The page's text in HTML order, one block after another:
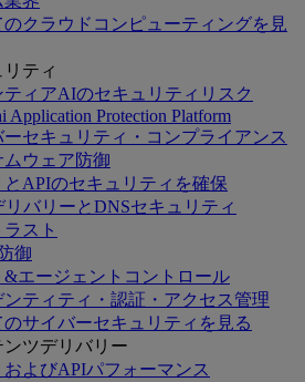
のクラウドコンピューティングを見
ティ
ティアAIのセキュリティリスク
Application Protection Platform
セキュリティ・コンプライアンス
ムウェア防御
とAPIのセキュリティを確保
リバリーとDNSセキュリティ
スト
御
&エージェントコントロール
ンティティ・認証・アクセス管理
のサイバーセキュリティを見る
ンツデリバリー
およびAPIパフォーマンス